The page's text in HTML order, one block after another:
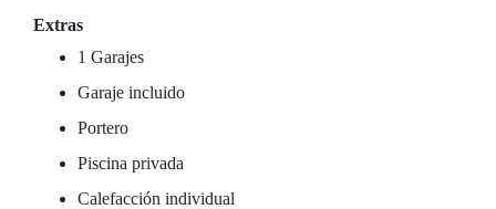
Extras
1 Garajes
Garaje incluido
Portero
Piscina privada
Calefacción individual